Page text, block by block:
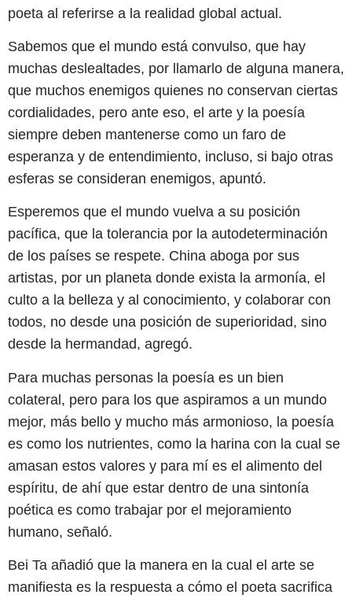
poeta al referirse a la realidad global actual.
Sabemos que el mundo está convulso, que hay
muchas deslealtades, por llamarlo de alguna manera,
que muchos enemigos quienes no conservan ciertas
cordialidades, pero ante eso, el arte y la poesía
siempre deben mantenerse como un faro de
esperanza y de entendimiento, incluso, si bajo otras
esferas se consideran enemigos, apuntó.
Esperemos que el mundo vuelva a su posición
pacífica, que la tolerancia por la autodeterminación
de los países se respete. China aboga por sus
artistas, por un planeta donde exista la armonía, el
culto a la belleza y al conocimiento, y colaborar con
todos, no desde una posición de superioridad, sino
desde la hermandad, agregó.
Para muchas personas la poesía es un bien
colateral, pero para los que aspiramos a un mundo
mejor, más bello y mucho más armonioso, la poesía
es como los nutrientes, como la harina con la cual se
amasan estos valores y para mí es el alimento del
espíritu, de ahí que estar dentro de una sintonía
poética es como trabajar por el mejoramiento
humano, señaló.
Bei Ta añadió que la manera en la cual el arte se
manifiesta es la respuesta a cómo el poeta sacrifica